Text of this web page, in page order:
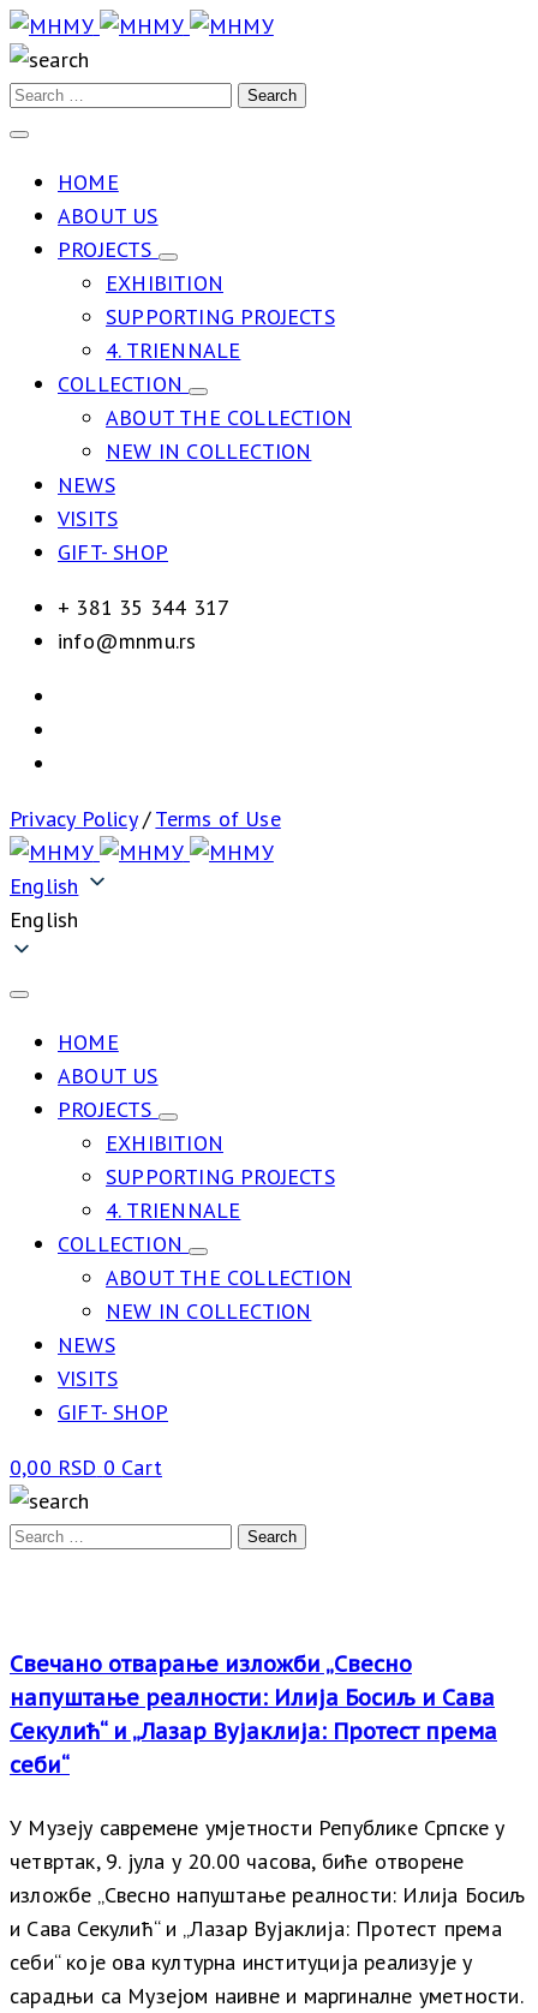
HOME
ABOUT US
PROJECTS
EXHIBITION
SUPPORTING PROJECTS
4. TRIENNALE
COLLECTION
ABOUT THE COLLECTION
NEW IN COLLECTION
NEWS
VISITS
GIFT- SHOP
+ 381 35 344 317
info@mnmu.rs
Privacy Policy/Terms of Use
English
English
HOME
ABOUT US
PROJECTS
EXHIBITION
SUPPORTING PROJECTS
4. TRIENNALE
COLLECTION
ABOUT THE COLLECTION
NEW IN COLLECTION
NEWS
VISITS
GIFT- SHOP
0,00 RSD 0 Cart
Свечано отварање изложби „Свесно
напуштање реалности: Илија Босиљ и Сава
Секулић“ и „Лазар Вујаклија: Протест према
себи“
У Музеју савремене умјетности Републике Српске у
четвртак, 9. јула у 20.00 часова, биће отворене
изложбе „Свесно напуштање реалности: Илија Босиљ
и Сава Секулић“ и „Лазар Вујаклија: Протест према
себи“ које ова културна институција реализује у
сарадњи са Музејом наивне и маргиналне уметности.